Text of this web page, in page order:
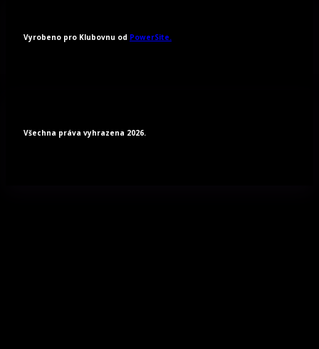
Vyrobeno pro Klubovnu od PowerSite.
Všechna práva vyhrazena 2026.